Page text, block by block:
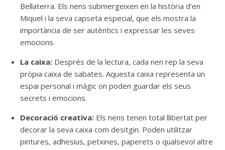
Bellaterra. Els nens submergeixen en la història d’en
Miquel i la seva capseta especial, que els mostra la
importància de ser autèntics i expressar les seves
emocions.
La caixa: Després de la lectura, cada nen rep la seva
pròpia caixa de sabates. Aquesta caixa representa un
espai personal i màgic on poden guardar els seus
secrets i emocions.
Decoració creativa: Els nens tenen total llibertat per
decorar la seva caixa com desitgin. Poden utilitzar
pintures, adhesius, petxines, paperets o qualsevol altre